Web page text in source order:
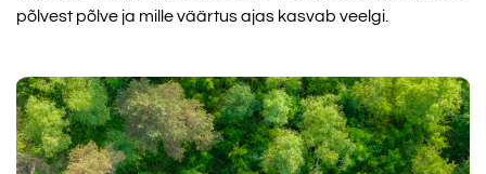
põlvest põlve ja mille väärtus ajas kasvab veelgi.